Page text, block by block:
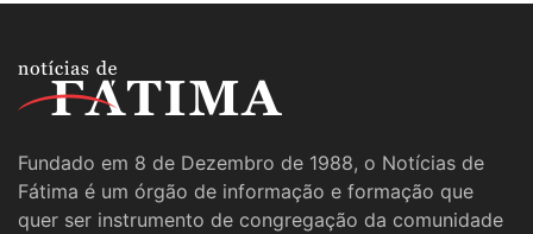
Fundado em 8 de Dezembro de 1988, o Notícias de
Fátima é um órgão de informação e formação que
quer ser instrumento de congregação da comunidade